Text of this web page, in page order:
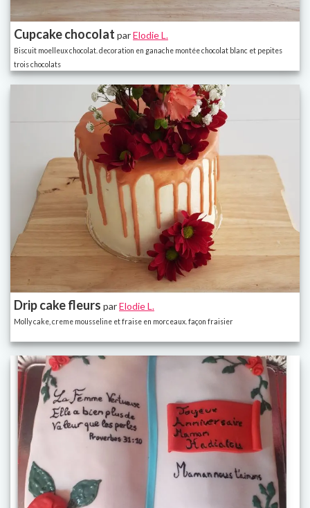
Cupcake chocolat parElodie L.
Biscuit moelleux chocolat. decoration en ganache montée chocolat blanc et pepites
trois chocolats
Drip cake fleurs parElodie L.
Molly cake, creme mousseline et fraise en morceaux. façon fraisier